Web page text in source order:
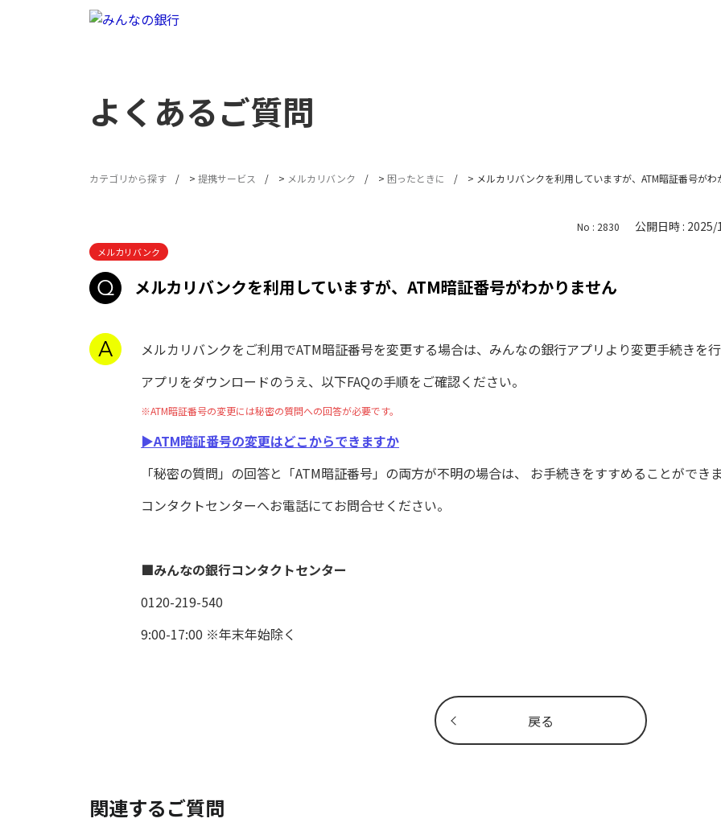
よくあるご質問
カテゴリから探す > 提携サービス > メルカリバンク > 困ったときに > メルカリバンクを利用していますが、ATM暗証番号がわ
戻る
No : 2830 公開日時 :
メルカリバンク
メルカリバンクを利用していますが、ATM暗証番号がわかりません
メルカリバンクをご利用でATM暗証番号を変更する場合は、みんなの銀行アプリより変更手続きを
アプリをダウンロードのうえ、以下FAQの手順をご確認ください。
※ATM暗証番号の変更には秘密の質問への回答が必要です。
▶ATM暗証番号の変更はどこからできますか
「秘密の質問」の回答と「ATM暗証番号」の両方が不明の場合は、 お手続きをすすめることができ
コンタクトセンターへお電話にてお問合せください。
■みんなの銀行コンタクトセンター
0120-219-540
9:00-17:00 ※年末年始除く
関連するご質問